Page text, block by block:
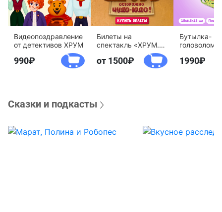
Видеопоздравление
от детективов ХРУМ
990
Билеты на
спектакль «ХРУМ.
Осторожно, Чудо-
Юдо!»
от 1500
Бутылка-
агентство
1990
Сказки и подкасты